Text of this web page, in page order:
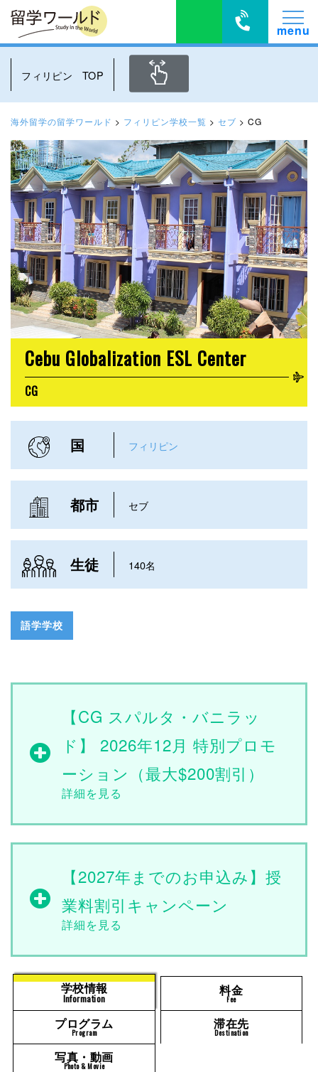
フィリピン TOP
海外留学の留学ワールド > フィリピン学校一覧 > セブ > CG
Cebu Globalization ESL Center
CG
国 フィリピン
都市 セブ
生徒 140名
語学学校
【CG スパルタ・バニラッ
ド】 2026年12月 特別プロモ
ーション（最大$200割引）
【2027年までのお申込み】授
業料割引キャンペーン
学校情報
Information
料金
Fee
プログラム
Program
滞在先
Destination
写真・動画
Photo & Movie